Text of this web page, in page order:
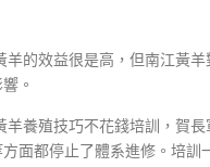
的效益很是高，但南江黃
。
養殖技巧不花錢培訓，賀
面都停止了體系進修。培訓